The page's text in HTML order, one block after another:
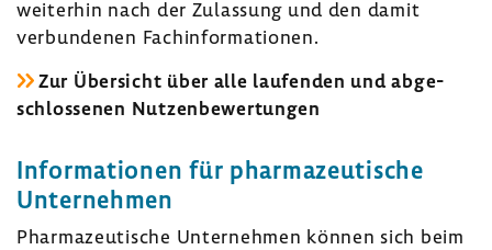
weiterhin nach der Zulas­sung und den damit
verbun­denen Fach­in­for­ma­tionen.
Zur Über­sicht über alle laufenden und abge­
schlos­senen Nutzen­be­wer­tungen
Infor­ma­tionen für phar­ma­zeu­ti­sche
Unter­nehmen
Phar­ma­zeu­ti­sche Unter­nehmen können sich beim